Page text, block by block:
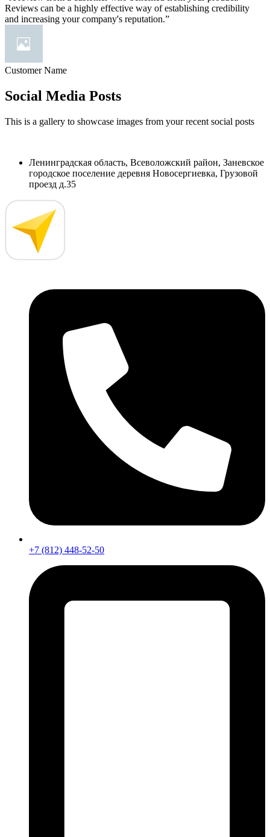
Reviews can be a highly effective way of establishing credibility
and increasing your company's reputation.”
Customer Name
Social Media Posts
This is a gallery to showcase images from your recent social posts
Ленинградская область, Всеволожский район, Заневское
городское поселение деревня Новосергиевка, Грузовой
проезд д.35
+7 (812) 448-52-50